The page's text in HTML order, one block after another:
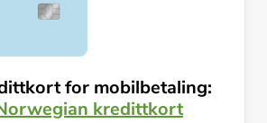
for mobilbetaling:
kredittkort